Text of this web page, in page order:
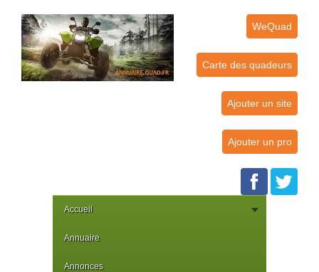
WeQuad
Carte des quadeurs
Ajouter un site
Ajouter un pro
Accueil
Annuaire
Annonces